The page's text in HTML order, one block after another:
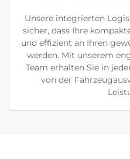
Unsere integrierten
sicher, dass Ihre
und effizient an Ihren
werden. Mit unserem
Team erhalten Sie in
von der